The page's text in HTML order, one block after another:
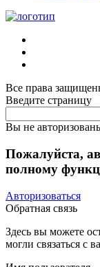
Все права
Введите страницу
Вы не
Пожалуйста,
полному
Авторизоваться
Обратная связь
Здесь вы можете
могли связаться с